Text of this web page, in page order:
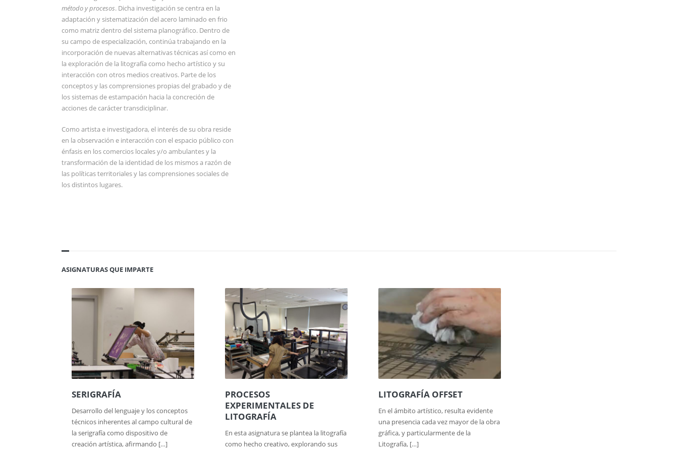
método y procesos. Dicha investigación se centra en la
adaptación y sistematización del acero laminado en frio
como matriz dentro del sistema planográfico. Dentro de
su campo de especialización, continúa trabajando en la
incorporación de nuevas alternativas técnicas así como en
la exploración de la litografía como hecho artístico y su
interacción con otros medios creativos. Parte de los
conceptos y las comprensiones propias del grabado y de
los sistemas de estampación hacia la concreción de
acciones de carácter transdiciplinar.
Como artista e investigadora, el interés de su obra reside
en la observación e interacción con el espacio público con
énfasis en los comercios locales y/o ambulantes y la
transformación de la identidad de los mismos a razón de
las políticas territoriales y las comprensiones sociales de
los distintos lugares.
ASIGNATURAS QUE IMPARTE
SERIGRAFÍA
Desarrollo del lenguaje y los conceptos
técnicos inherentes al campo cultural de
la serigrafía como dispositivo de
creación artística, afirmando […]
PROCESOS
EXPERIMENTALES DE
LITOGRAFÍA
En esta asignatura se plantea la litografía
como hecho creativo, explorando sus
LITOGRAFÍA OFFSET
En el ámbito artístico, resulta evidente
una presencia cada vez mayor de la obra
gráfica, y particularmente de la
Litografía, […]